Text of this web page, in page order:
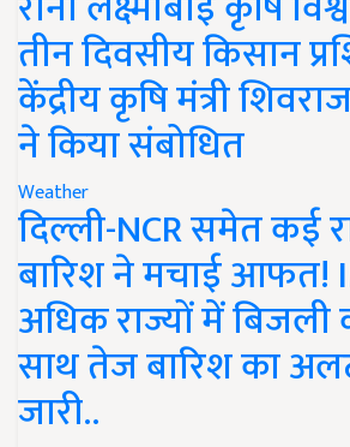
तीन दिवसीय किसान
केंद्रीय कृषि मंत्री
ने किया संबोधित
Weather
दिल्ली-NCR समेत कई
बारिश ने मचाई आफत!
अधिक राज्यों में
साथ तेज बारिश का
जारी..